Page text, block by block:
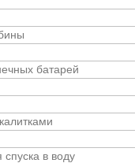
батарей
в воду